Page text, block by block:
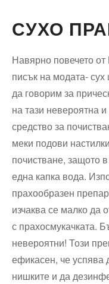
СУХО
Навярно повечето
писък на модата-
да говорим за
на тази невероятна
средство за
меки подови
почистване, защото
една капка вода.
прахообразен
изчаква се малко да
с прахосмукачката.
невероятни! Този
ефикасен, че успява
нишките и да